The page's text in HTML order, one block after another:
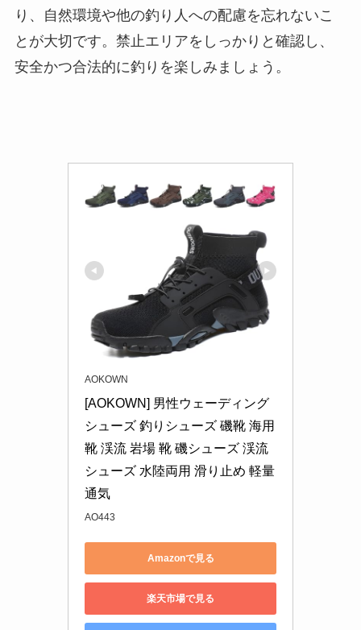
り、自然環境や他の釣り人への配慮を忘れないこ
とが大切です。禁止エリアをしっかりと確認し、
安全かつ合法的に釣りを楽しみましょう。
AOKOWN
[AOKOWN] 男性ウェーディング
シューズ 釣りシューズ 磯靴 海用
靴 渓流 岩場 靴 磯シューズ 渓流
シューズ 水陸両用 滑り止め 軽量
通気
AO443
Amazonで見る
楽天市場で見る